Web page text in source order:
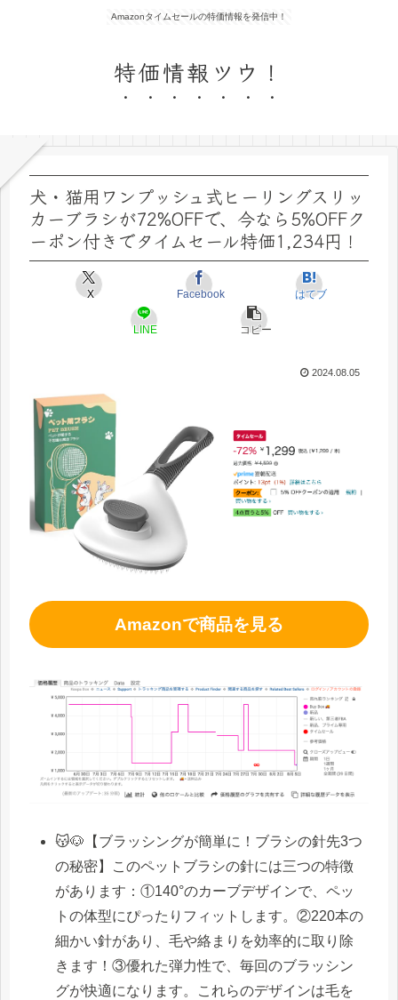
Amazonタイムセールの特価情報を発信中！
特価情報ツウ！
犬・猫用ワンプッシュ式ヒーリングスリッ
カーブラシが72%OFFで、今なら5%OFFク
ーポン付きでタイムセール特価1,234円！
X Facebook はてブ
LINE コピー
2024.08.05
Amazonで商品を見る
😽🐶【ブラッシングが簡単に！ブラシの針先3つ
の秘密】このペットブラシの針には三つの特徴
があります：①140°のカーブデザインで、ペッ
トの体型にぴったりフィットします。②220本の
細かい針があり、毛や絡まりを効率的に取り除
きます！③優れた弾力性で、毎回のブラッシン
グが快適になります。これらのデザインは毛を